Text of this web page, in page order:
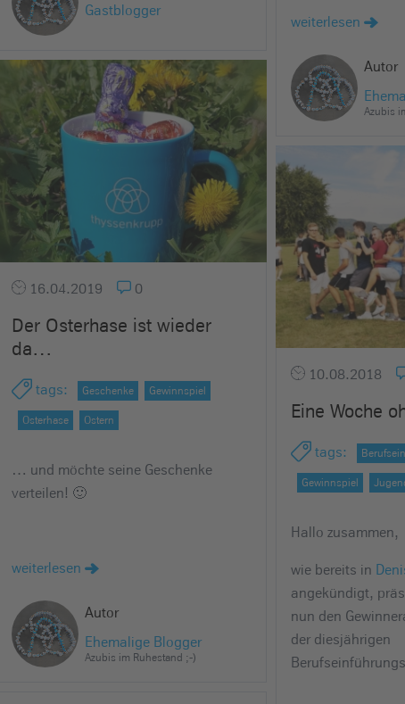
Gastblogger
weiterlesen
Autor
Azubis
16.04.2019 0
Der Osterhase ist wieder
da…
tags: Geschenke Gewinnspiel
Osterhase Ostern
… und möchte seine Geschenke
verteilen! 🙂
weiterlesen
Autor
Ehemalige Blogger
Azubis im Ruhestand ;-)
10.08.2018
Eine Woche
tags:
Gewinnspiel
Hallo zusammen,
wie bereits in
angekündigt,
nun den
der diesjährigen